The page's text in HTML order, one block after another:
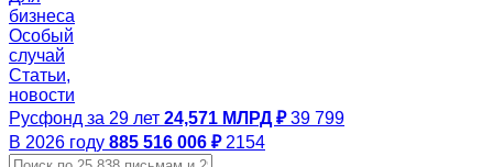
бизнеса
Особый
случай
Статьи,
новости
Русфонд за 29 лет 24,571 МЛРД ₽ 39 799
В 2026 году 885 516 006 ₽ 2154